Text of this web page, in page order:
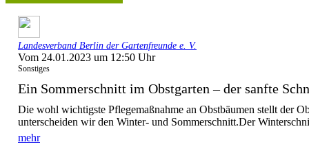
Landesverband Berlin der Gartenfreunde e. V.
Vom 24.01.2023 um 12:50 Uhr
Sonstiges
Ein Sommerschnitt im Obstgarten – der sanfte
Die wohl wichtigste Pflegemaßnahme an Obstbäumen stellt der
unterscheiden wir den Winter- und Sommerschnitt.Der
mehr